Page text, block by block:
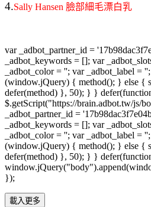
4.Sally Hansen 臉部細毛漂白乳
var _adbot_partner_id =
_adbot_keywords = []; var
_adbot_color = ''; var _adbot_label =
(window.jQuery) { method(); } else {
defer(method) }, 50); } }
$.getScript("https://brain.adbot.tw/js/
_adbot_partner_id =
_adbot_keywords = []; var
_adbot_color = ''; var _adbot_label =
(window.jQuery) { method(); } else {
defer(method) }, 50); } }
});
載入更多